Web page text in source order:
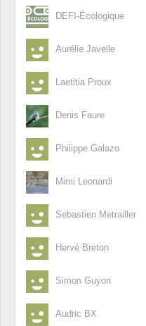
DEFI-Écologique
Aurélie Javelle
Laetitia Proux
Denis Faure
Philippe Galazo
Mimi Leonardi
Sebastien Metrailler
Hervé Breton
Simon Guyon
Audric BX